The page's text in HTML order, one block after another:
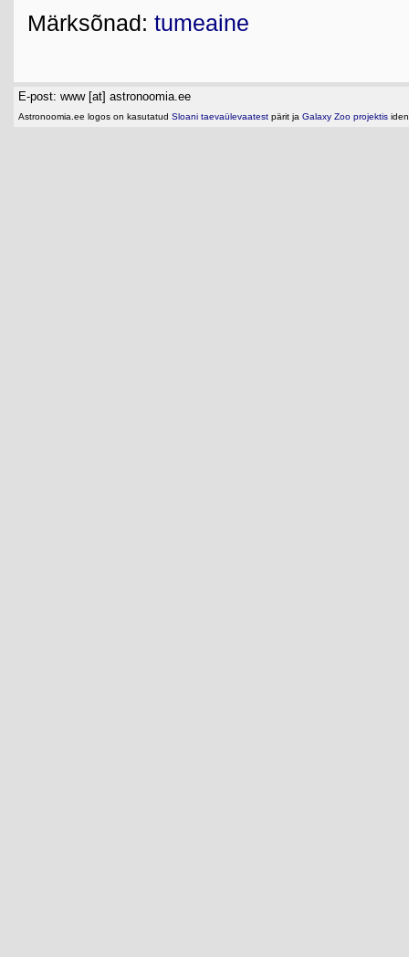
Märksõnad: tumeaine
E-post: www [at] astronoomia.ee
Astronoomia.ee logos on kasutatud Sloani taevaülevaatest pärit ja Galaxy Zoo projektis